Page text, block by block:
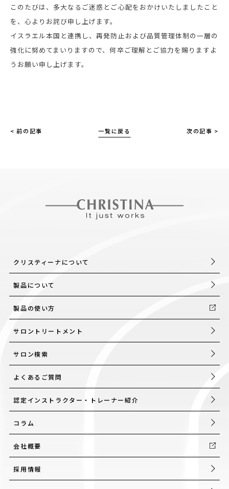
このたびは、多大なるご迷惑とご心配をおかけいたしましたこと
を、心よりお詫び申し上げます。
イスラエル本国と連携し、再発防止および品質管理体制の一層の
強化に努めてまいりますので、何卒ご理解とご協力を賜りますよ
うお願い申し上げます。
< 前の記事 一覧に戻る 次の記事 >
クリスティーナについて
製品について
製品の使い方
サロントリートメント
サロン検索
よくあるご質問
認定インストラクター・トレーナー紹介
コラム
会社概要
採用情報